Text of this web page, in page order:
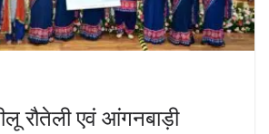
रौतेली एवं आंगनबाड़ी